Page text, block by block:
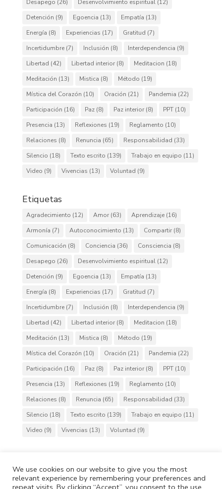
Desapego (26) Desenvolvimiento espiritual(12)
Detención (9) Egoencia (13) Empatía (13)
Energía (8) Experiencias (17) Gratitud (7)
Incertidumbre(7) Inclusión (8) Interdependencia (9)
Libertad (42) Libertad interior(8) Meditacion (18)
Meditación (13) Mistica (8) Método (19)
Mística del Corazón (10) Oración (21) Pandemia (22)
Participación (16) Paz(8) Paz interior(8) PPT(10)
Presencia (13) Reflexiones (19) Reglamento (10)
Relaciones (8) Renuncia (65) Responsabilidad (33)
Silencio (18) Texto escrito (139) Trabajo en equipo (11)
Video (9) Vivencias (13) Voluntad (9)
Etiquetas
Agradecimiento (12) Amor(63) Aprendizaje(16)
Armonía (7) Autoconocimiento (13) Compartir(8)
Comunicación (8) Conciencia (36) Consciencia (8)
Desapego (26) Desenvolvimiento espiritual(12)
Detención (9) Egoencia (13) Empatía (13)
Energía (8) Experiencias (17) Gratitud (7)
Incertidumbre(7) Inclusión (8) Interdependencia (9)
Libertad (42) Libertad interior(8) Meditacion (18)
Meditación (13) Mistica (8) Método (19)
Mística del Corazón (10) Oración (21) Pandemia (22)
Participación (16) Paz(8) Paz interior(8) PPT(10)
Presencia (13) Reflexiones (19) Reglamento (10)
Relaciones (8) Renuncia (65) Responsabilidad (33)
Silencio (18) Texto escrito (139) Trabajo en equipo (11)
Video (9) Vivencias (13) Voluntad (9)
Cafh.org Cafh App
Contactos
We use cookies on our website to give you the most
relevant experience by remembering your preferences and
repeat visits. By clicking “Accept”, you consent to the use